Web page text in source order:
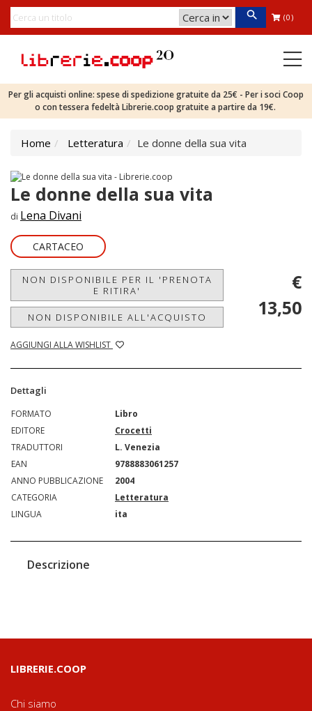
(0)
Per gli acquisti online: spese di spedizione gratuite da 25€ - Per i soci Coop
o con tessera fedeltà Librerie.coop gratuite a partire da 19€.
Home Letteratura Le donne della sua vita
Le donne della sua vita
di Lena Divani
CARTACEO
NON DISPONIBILE PER IL 'PRENOTA
E RITIRA'
NON DISPONIBILE ALL'ACQUISTO
AGGIUNGI ALLA WISHLIST
€
13,50
Dettagli
FORMATO
Libro
EDITORE
Crocetti
TRADUTTORI
L. Venezia
EAN
9788883061257
ANNO PUBBLICAZIONE
2004
CATEGORIA
Letteratura
LINGUA
ita
Descrizione
LIBRERIE.COOP
Chi siamo